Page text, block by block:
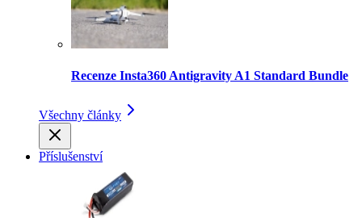
Recenze Insta360 Antigravity A1 Standard Bundle
Všechny články
Příslušenství